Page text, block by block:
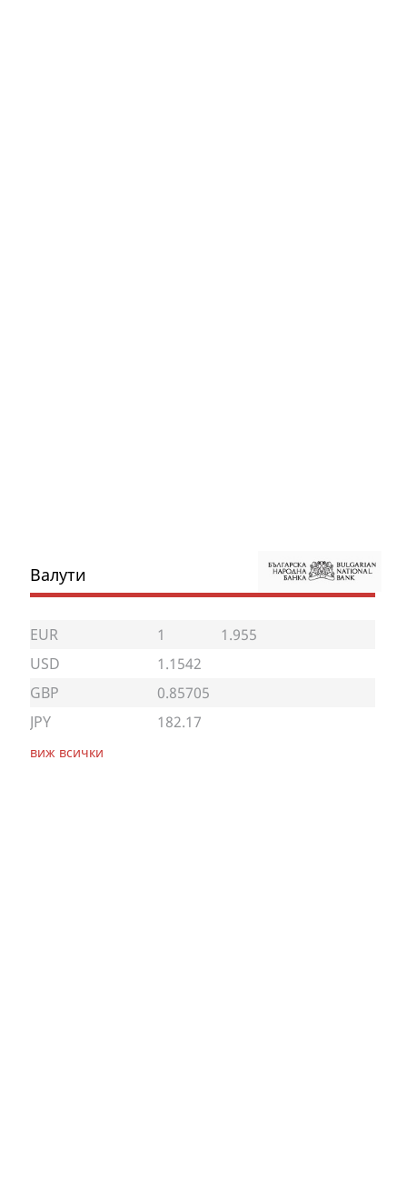
Валути
EUR 1
1.955
USD
1.1542
GBP
0.85705
JPY
182.17
виж всички